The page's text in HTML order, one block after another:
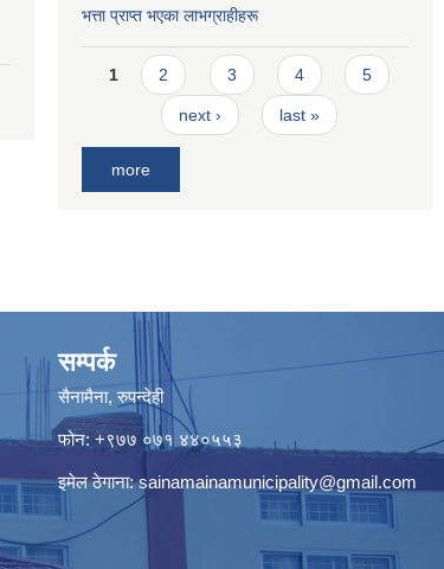
भत्ता प्राप्त भएका लाभग्राहीहरू
Pages
1 2 3 4 5
next › last »
more
सम्पर्क
सैनामैना, रुपन्देही
फोन: +९७७ ०७१ ४४०५५३
इमेल ठेगाना:sainamainamunicipality@gmail.com